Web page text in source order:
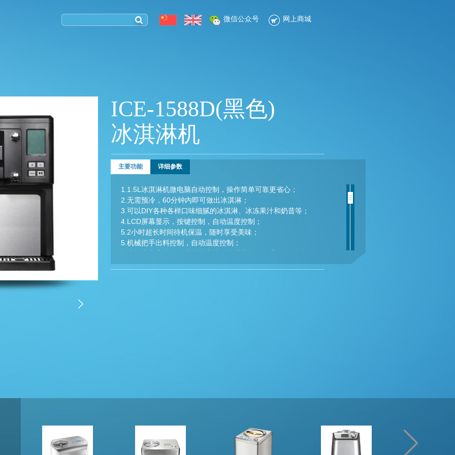
微信公众号 网上商城
ICE-1588D(黑色)
冰淇淋机
主要功能 详细参数
1.1.5L冰淇淋机微电脑自动控制，操作简单可靠更省心；
2.无需预冷，60分钟内即可做出冰淇淋；
3.可以DIY各种各样口味细腻的冰淇淋、冰冻果汁和奶昔等；
4.LCD屏幕显示，按键控制，自动温度控制；
5.2小时超长时间待机保温，随时享受美味；
5.机械把手出料控制，自动温度控制；
7.出料结构全部可拆卸，容易清洗和安装。